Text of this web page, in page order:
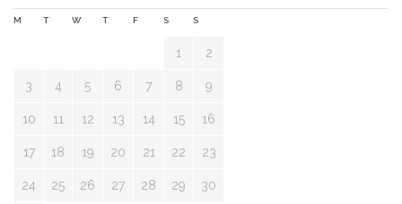
M T W T F S S
1 2
3 4 5 6 7 8 9
10 11 12 13 14 15 16
17 18 19 20 21 22 23
24 25 26 27 28 29 30